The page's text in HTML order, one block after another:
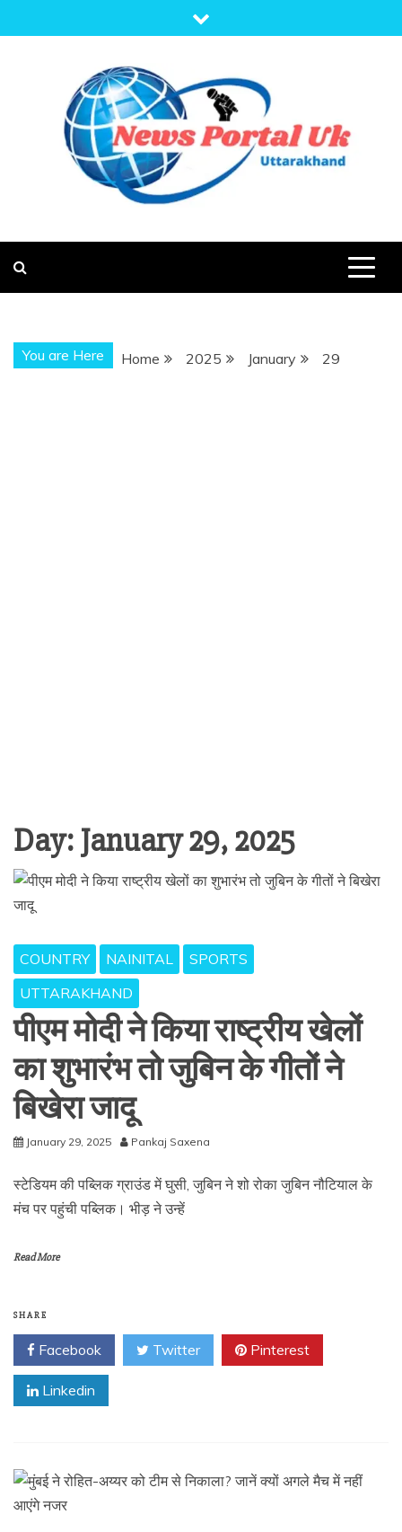
to
NEWS PORTAL
UK
You are Here Home 2025 January 29
Day: January 29, 2025
COUNTRY NAINITAL
SPORTS
UTTARAKHAND
पीएम मोदी ने किया राष्ट्रीय खेलों
का शुभारंभ तो जुबिन के गीतों ने
बिखेरा जादू
January 29, 2025 Pankaj Saxena
स्टेडियम की पब्लिक ग्राउंड में घुसी, जुबिन ने शो रोका जुबिन नौटियाल के
मंच पर पहुंची पब्लिक। भीड़ ने उन्हें
Read More
SHARE
Facebook Twitter Pinterest
Linkedin